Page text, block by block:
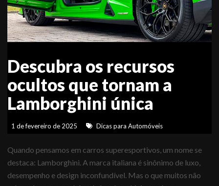
Descubra os recursos
ocultos que tornam a
Lamborghini única
1 de fevereiro de 2025 Dicas para Automóveis
Quando pensamos em carros superesportivos, um nome se
destaca: Lamborghini. A marca italiana é sinônimo de luxo,
desempenho e design inconfundível. Mas o que muitos não